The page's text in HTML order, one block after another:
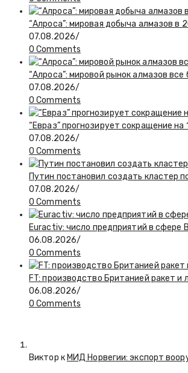
“Алроса”: мировая добыча алмазов в
07.08.2026/
0 Comments
“Алроса”: мировой рынок алмазов
07.08.2026/
0 Comments
“Евраз” прогнозирует сокращение
07.08.2026/
0 Comments
Путин постановил создать кластер
07.08.2026/
0 Comments
Euractiv: число предприятий в сфере
06.08.2026/
0 Comments
FT: производство Британией ракет и
06.08.2026/
0 Comments
Виктор кМИД Норвегии: экспорт